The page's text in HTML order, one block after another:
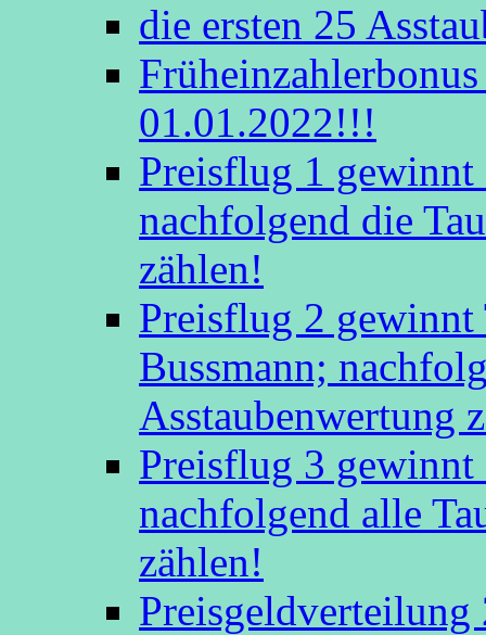
die ersten 25
01.01.2022!!!
Preisflug 1 gewinnt
nachfolgend die
zählen!
Preisflug 2 gewinnt
Bussmann;
Asstaubenwertung
Preisflug 3
nachfolgend alle
zählen!
Preisgeldverteilung